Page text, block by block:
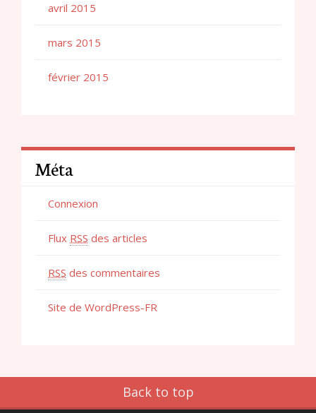
avril 2015
mars 2015
février 2015
Méta
Connexion
Flux RSS des articles
RSS des commentaires
Site de WordPress-FR
Back to top